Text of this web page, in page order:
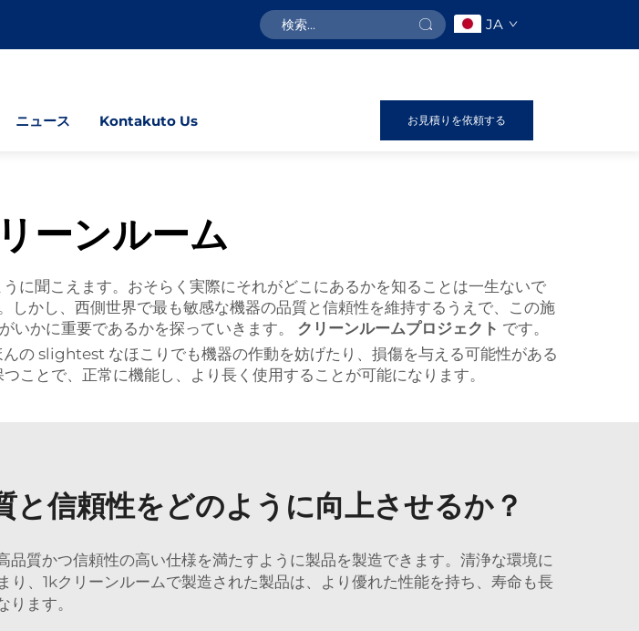
JA
ニュース Kontakuto Us お見積りを依頼する
ーンルーム
に聞こえます。おそらく実際にそれがどこにあるかを知ることは一生ないで
かし、西側世界で最も敏感な機器の品質と信頼性を維持するうえで、この施
かに重要であるかを探っていきます。 クリーンルームプロジェクト です。
の slightest なほこりでも機器の作動を妨げたり、損傷を与える可能性がある
ことで、正常に機能し、より長く使用することが可能になります。
信頼性をどのように向上させるか？
質かつ信頼性の高い仕様を満たすように製品を製造できます。清浄な環境に
、1kクリーンルームで製造された製品は、より優れた性能を持ち、寿命も長
ります。